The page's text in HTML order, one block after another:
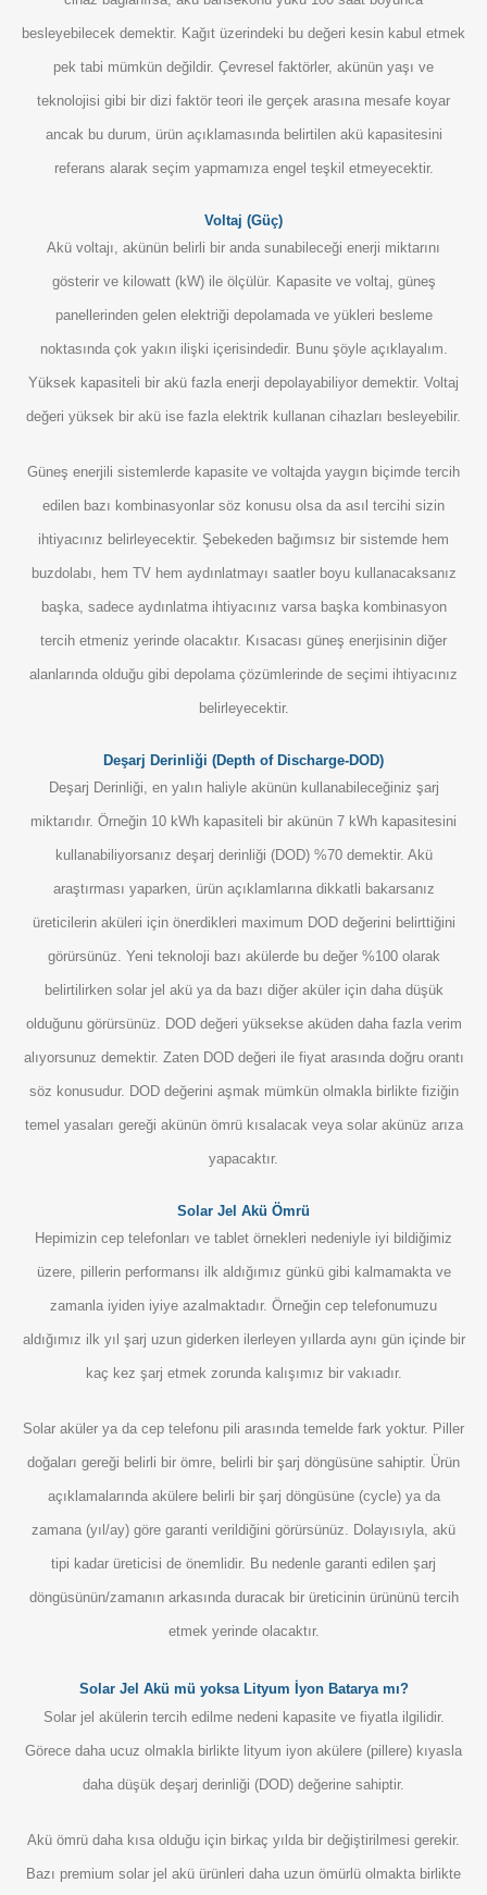
besleyebilecek demektir. Kağıt üzerindeki bu değeri kesin kabul etmek
pek tabi mümkün değildir. Çevresel faktörler, akünün yaşı ve
teknolojisi gibi bir dizi faktör teori ile gerçek arasına mesafe koyar
ancak bu durum, ürün açıklamasında belirtilen akü kapasitesini
referans alarak seçim yapmamıza engel teşkil etmeyecektir.
Voltaj (Güç)
Akü voltajı, akünün belirli bir anda sunabileceği enerji miktarını
gösterir ve kilowatt (kW) ile ölçülür. Kapasite ve voltaj, güneş
panellerinden gelen elektriği depolamada ve yükleri besleme
noktasında çok yakın ilişki içerisindedir. Bunu şöyle açıklayalım.
Yüksek kapasiteli bir akü fazla enerji depolayabiliyor demektir. Voltaj
değeri yüksek bir akü ise fazla elektrik kullanan cihazları besleyebilir.
Güneş enerjili sistemlerde kapasite ve voltajda yaygın biçimde tercih
edilen bazı kombinasyonlar söz konusu olsa da asıl tercihi sizin
ihtiyacınız belirleyecektir. Şebekeden bağımsız bir sistemde hem
buzdolabı, hem TV hem aydınlatmayı saatler boyu kullanacaksanız
başka, sadece aydınlatma ihtiyacınız varsa başka kombinasyon
tercih etmeniz yerinde olacaktır. Kısacası güneş enerjisinin diğer
alanlarında olduğu gibi depolama çözümlerinde de seçimi ihtiyacınız
belirleyecektir.
Deşarj Derinliği (Depth of Discharge-DOD)
Deşarj Derinliği, en yalın haliyle akünün kullanabileceğiniz şarj
miktarıdır. Örneğin 10 kWh kapasiteli bir akünün 7 kWh kapasitesini
kullanabiliyorsanız deşarj derinliği (DOD) %70 demektir. Akü
araştırması yaparken, ürün açıklamlarına dikkatli bakarsanız
üreticilerin aküleri için önerdikleri maximum DOD değerini belirttiğini
görürsünüz. Yeni teknoloji bazı akülerde bu değer %100 olarak
belirtilirken solar jel akü ya da bazı diğer aküler için daha düşük
olduğunu görürsünüz. DOD değeri yüksekse aküden daha fazla verim
alıyorsunuz demektir. Zaten DOD değeri ile fiyat arasında doğru orantı
söz konusudur. DOD değerini aşmak mümkün olmakla birlikte fiziğin
temel yasaları gereği akünün ömrü kısalacak veya solar akünüz arıza
yapacaktır.
Solar Jel Akü Ömrü
Hepimizin cep telefonları ve tablet örnekleri nedeniyle iyi bildiğimiz
üzere, pillerin performansı ilk aldığımız günkü gibi kalmamakta ve
zamanla iyiden iyiye azalmaktadır. Örneğin cep telefonumuzu
aldığımız ilk yıl şarj uzun giderken ilerleyen yıllarda aynı gün içinde bir
kaç kez şarj etmek zorunda kalışımız bir vakıadır.
Solar aküler ya da cep telefonu pili arasında temelde fark yoktur. Piller
doğaları gereği belirli bir ömre, belirli bir şarj döngüsüne sahiptir. Ürün
açıklamalarında akülere belirli bir şarj döngüsüne (cycle) ya da
zamana (yıl/ay) göre garanti verildiğini görürsünüz. Dolayısıyla, akü
tipi kadar üreticisi de önemlidir. Bu nedenle garanti edilen şarj
döngüsünün/zamanın arkasında duracak bir üreticinin ürününü tercih
etmek yerinde olacaktır.
Solar Jel Akü mü yoksa Lityum İyon Batarya mı?
Solar jel akülerin tercih edilme nedeni kapasite ve fiyatla ilgilidir.
Görece daha ucuz olmakla birlikte lityum iyon akülere (pillere) kıyasla
daha düşük deşarj derinliği (DOD) değerine sahiptir.
Akü ömrü daha kısa olduğu için birkaç yılda bir değiştirilmesi gerekir.
Bazı premium solar jel akü ürünleri daha uzun ömürlü olmakta birlikte